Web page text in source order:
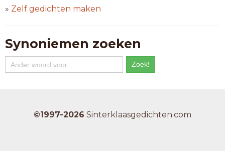
» Zelf gedichten maken
Synoniemen zoeken
©1997-2026 Sinterklaasgedichten.com